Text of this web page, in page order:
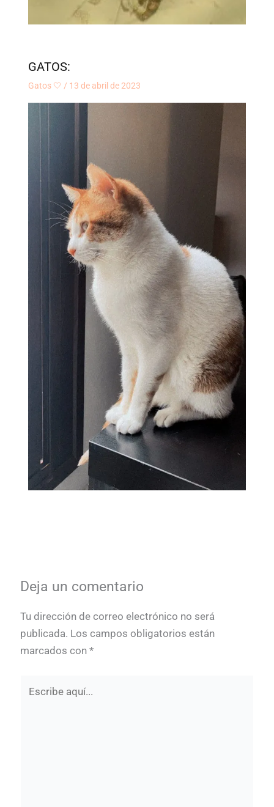
GATOS:
Gatos 🤍 / 13 de abril de 2023
Deja un comentario
Tu dirección de correo electrónico no será
publicada. Los campos obligatorios están
marcados con*